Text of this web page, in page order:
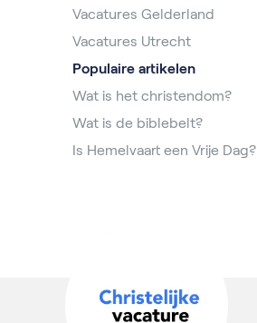
Vacatures Gelderland
Vacatures Utrecht
Populaire artikelen
Wat is het christendom?
Wat is de biblebelt?
Is Hemelvaart een Vrije Dag?